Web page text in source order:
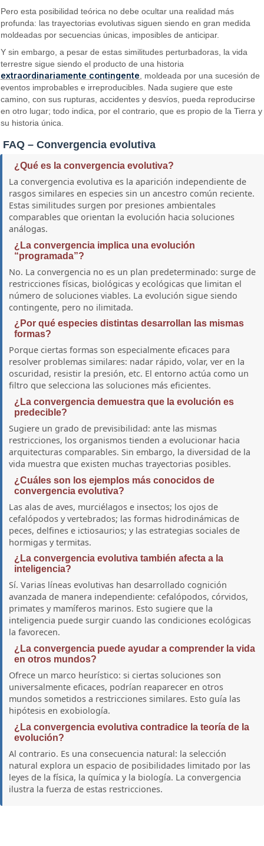
Pero esta posibilidad teórica no debe ocultar una realidad más
profunda: las trayectorias evolutivas siguen siendo en gran medida
moldeadas por secuencias únicas, imposibles de anticipar.
Y sin embargo, a pesar de estas similitudes perturbadoras, la vida
terrestre sigue siendo el producto de una historia
extraordinariamente contingente , moldeada por una sucesión de
eventos improbables e irreproducibles. Nada sugiere que este
camino, con sus rupturas, accidentes y desvíos, pueda reproducirse
en otro lugar; todo indica, por el contrario, que es propio de la Tierra y
su historia única.
FAQ – Convergencia evolutiva
¿Qué es la convergencia evolutiva?
La convergencia evolutiva es la aparición independiente de
rasgos similares en especies sin un ancestro común reciente.
Estas similitudes surgen por presiones ambientales
comparables que orientan la evolución hacia soluciones
análogas.
¿La convergencia implica una evolución
“programada”?
No. La convergencia no es un plan predeterminado: surge de
restricciones físicas, biológicas y ecológicas que limitan el
número de soluciones viables. La evolución sigue siendo
contingente, pero no ilimitada.
¿Por qué especies distintas desarrollan las mismas
formas?
Porque ciertas formas son especialmente eficaces para
resolver problemas similares: nadar rápido, volar, ver en la
oscuridad, resistir la presión, etc. El entorno actúa como un
filtro que selecciona las soluciones más eficientes.
¿La convergencia demuestra que la evolución es
predecible?
Sugiere un grado de previsibilidad: ante las mismas
restricciones, los organismos tienden a evolucionar hacia
arquitecturas comparables. Sin embargo, la diversidad de la
vida muestra que existen muchas trayectorias posibles.
¿Cuáles son los ejemplos más conocidos de
convergencia evolutiva?
Las alas de aves, murciélagos e insectos; los ojos de
cefalópodos y vertebrados; las formas hidrodinámicas de
peces, delfines e ictiosaurios; y las estrategias sociales de
hormigas y termitas.
¿La convergencia evolutiva también afecta a la
inteligencia?
Sí. Varias líneas evolutivas han desarrollado cognición
avanzada de manera independiente: cefalópodos, córvidos,
primates y mamíferos marinos. Esto sugiere que la
inteligencia puede surgir cuando las condiciones ecológicas
la favorecen.
¿La convergencia puede ayudar a comprender la vida
en otros mundos?
Ofrece un marco heurístico: si ciertas soluciones son
universalmente eficaces, podrían reaparecer en otros
mundos sometidos a restricciones similares. Esto guía las
hipótesis en exobiología.
¿La convergencia evolutiva contradice la teoría de la
evolución?
Al contrario. Es una consecuencia natural: la selección
natural explora un espacio de posibilidades limitado por las
leyes de la física, la química y la biología. La convergencia
ilustra la fuerza de estas restricciones.